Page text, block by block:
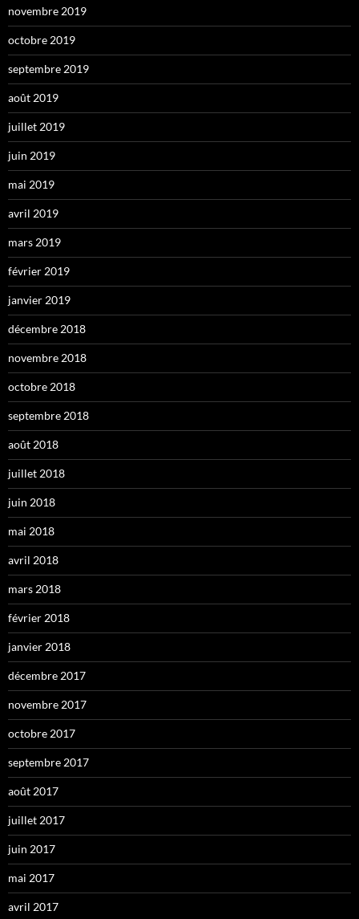
novembre 2019
octobre 2019
septembre 2019
août 2019
juillet 2019
juin 2019
mai 2019
avril 2019
mars 2019
février 2019
janvier 2019
décembre 2018
novembre 2018
octobre 2018
septembre 2018
août 2018
juillet 2018
juin 2018
mai 2018
avril 2018
mars 2018
février 2018
janvier 2018
décembre 2017
novembre 2017
octobre 2017
septembre 2017
août 2017
juillet 2017
juin 2017
mai 2017
avril 2017